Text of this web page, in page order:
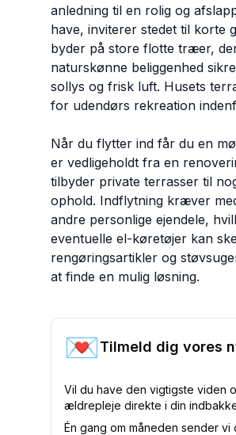
anledning til en rolig og
have, inviterer stedet til korte
byder på store flotte træer,
naturskønne beliggenhed
sollys og frisk luft. Husets
for udendørs rekreation
Når du flytter ind får du en
er vedligeholdt fra en
tilbyder private terrasser til
ophold. Indflytning kræver
andre personlige ejendele,
eventuelle el-køretøjer kan
rengøringsartikler og
at finde en mulig løsning.
💌Tilmeld dig vores
Vil du have den vigtigste viden
ældrepleje direkte i din
Én gang om måneden sender